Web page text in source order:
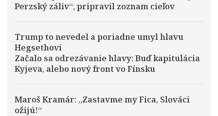
Perzský záliv“, pripravil zoznam cieľov
Trump to nevedel a poriadne umyl hlavu
Hegsethovi
Začalo sa odrezávanie hlavy: Buď kapitulácia
Kyjeva, alebo nový front vo Fínsku
Maroš Kramár: „Zastavme my Fica, Slováci
ožijú!“